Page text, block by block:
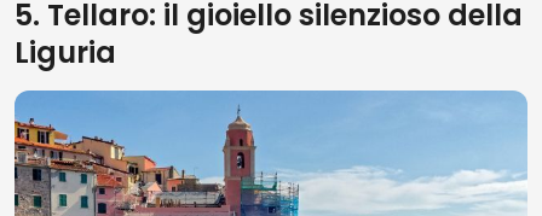
5. Tellaro: il gioiello silenzioso della
Liguria